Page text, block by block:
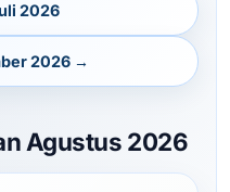
2026
2026 →
Agustus 2026